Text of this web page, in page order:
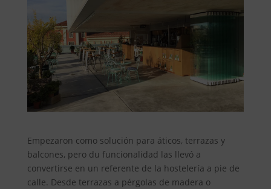
Empezaron como solución para áticos, terrazas y
balcones, pero du funcionalidad las llevó a
convertirse en un referente de la hostelería a pie de
calle. Desde terrazas a pérgolas de madera o